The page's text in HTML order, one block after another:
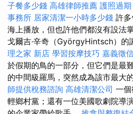
子餐多少錢 高雄律師推薦 護照過期
事務所 居家清潔一小時多少錢 許
海上播放，但也許他們都沒有設法
戈爾吉·辛奇（GyörgyHintsch）的
理之家 新店 學習按摩技巧 嘉義徵
於假期的鳥的一部分，但它們是最
的中間級羅馬，突然成為該市最大
師提供稅務諮詢 高雄清潔公司 一
輕鄉村黨；還有一位美國歌劇院導